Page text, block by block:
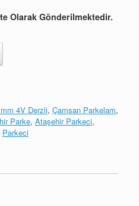
Olarak Gönderilmektedir.
4V Derzli, Çamsan Parkelam,
Parke, Ataşehir Parkeci,
Parkeci